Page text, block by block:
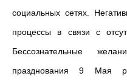
социальных сетях.
процессы в связи с
Бессознательные
празднования 9 Мая